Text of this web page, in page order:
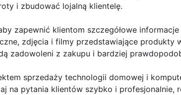
i zbudować lojalną klientelę.
zapewnić klientom szczegółowe
zdjęcia i filmy przedstawiające produkty
zadowoleni z zakupu i bardziej
sprzedaży technologii domowej i
na pytania klientów szybko i